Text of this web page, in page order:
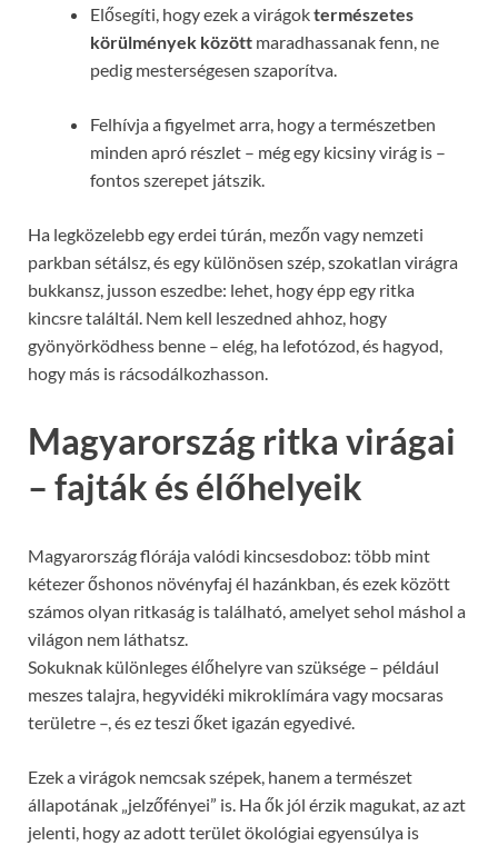
Elősegíti, hogy ezek a virágoktermészetes
körülmények között maradhassanak fenn, ne
pedig mesterségesen szaporítva.
Felhívja a figyelmet arra, hogy a természetben
minden apró részlet – még egy kicsiny virág is –
fontos szerepet játszik.
Ha legközelebb egy erdei túrán, mezőn vagy nemzeti
parkban sétálsz, és egy különösen szép, szokatlan virágra
bukkansz, jusson eszedbe: lehet, hogy épp egy ritka
kincsre találtál. Nem kell leszedned ahhoz, hogy
gyönyörködhess benne – elég, ha lefotózod, és hagyod,
hogy más is rácsodálkozhasson.
Magyarország ritka virágai
– fajták és élőhelyeik
Magyarország flórája valódi kincsesdoboz: több mint
kétezer őshonos növényfaj él hazánkban, és ezek között
számos olyan ritkaság is található, amelyet sehol máshol a
világon nem láthatsz.
Sokuknak különleges élőhelyre van szüksége – például
meszes talajra, hegyvidéki mikroklímára vagy mocsaras
területre –, és ez teszi őket igazán egyedivé.
Ezek a virágok nemcsak szépek, hanem a természet
állapotának „jelzőfényei” is. Ha ők jól érzik magukat, az azt
jelenti, hogy az adott terület ökológiai egyensúlya is